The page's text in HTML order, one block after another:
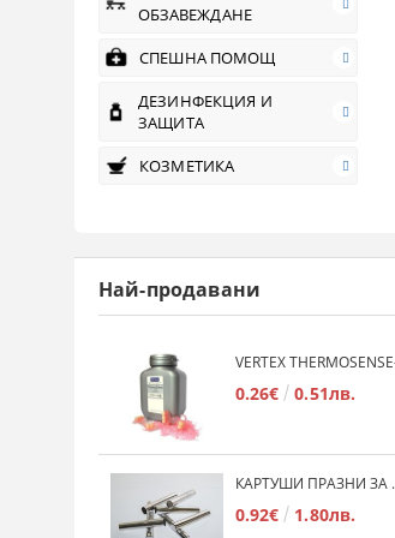
ОБЗАВЕЖДАНЕ
СПЕШНА ПОМОЩ
ДЕЗИНФЕКЦИЯ И
ЗАЩИТА
КОЗМЕТИКА
Най-продавани
0.26€ 0.51лв.
0.92€ 1.80лв.